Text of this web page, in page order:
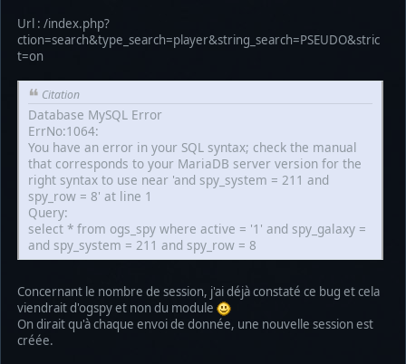
Url : /index.php?
ction=search&type_search=player&string_search=PSEUDO&stric
t=on
Citation
Database MySQL Error
ErrNo:1064:
You have an error in your SQL syntax; check the manual
that corresponds to your MariaDB server version for the
right syntax to use near 'and spy_system = 211 and
spy_row = 8' at line 1
Query:
select * from ogs_spy where active = '1' and spy_galaxy =
and spy_system = 211 and spy_row = 8
Concernant le nombre de session, j'ai déjà constaté ce bug et cela
viendrait d'ogspy et non du module
On dirait qu'à chaque envoi de donnée, une nouvelle session est
créée.